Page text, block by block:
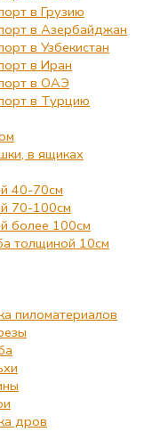
в Грузию
в Азербайджан
в Узбекистан
в Иран
в ОАЭ
в Турцию
в ящиках
40-70см
70-100см
более 100см
толщиной 10см
пиломатериалов
дров